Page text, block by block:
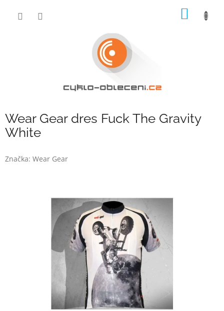
Wear Gear dres Fuck The Gravity
White
Značka: Wear Gear